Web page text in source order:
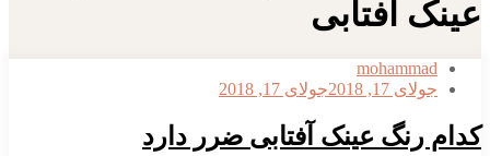
عینک افتابی
mohammad
جولای 17, 2018
جولای 17, 2018
کدام رنگ عینک آفتابی ضرر دارد